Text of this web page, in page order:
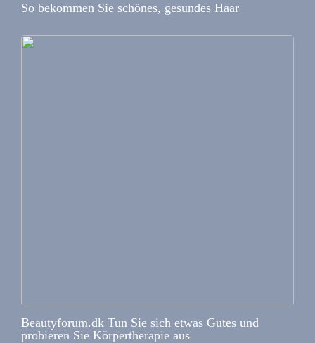
So bekommen Sie schönes, gesundes Haar
Beautyforum.dk Tun Sie sich etwas Gutes und
probieren Sie Körpertherapie aus